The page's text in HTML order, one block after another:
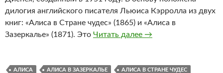
дилогия английского писателя Льюиса Кэрролла из двух
книг: «Алиса в Стране чудес» (1865) и «Алиса в
Зазеркалье» (1871). Это Читать далее АЛИСА В СТРАНЕ
→
АЛИСА АЛИСА В ЗАЗЕРКАЛЬЕ АЛИСА В СТРАНЕ ЧУДЕС